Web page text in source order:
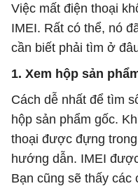
Việc mất điện thoại
IMEI. Rất có thể, nó
cần biết phải tìm ở
1. Xem hộp sản
Cách dễ nhất để tìm
hộp sản phẩm gốc.
thoại được đựng
hướng dẫn. IMEI
Bạn cũng sẽ thấy các